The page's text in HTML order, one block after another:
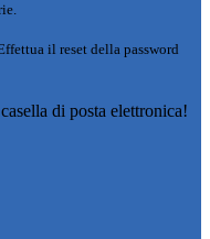
il reset della password
di posta elettronica!